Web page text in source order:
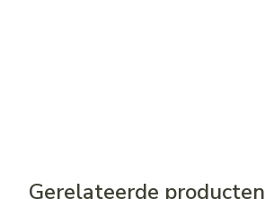
Gerelateerde producten